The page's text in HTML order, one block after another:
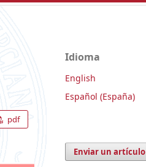
pdf
Idioma
English
Español (España)
Enviar un artículo